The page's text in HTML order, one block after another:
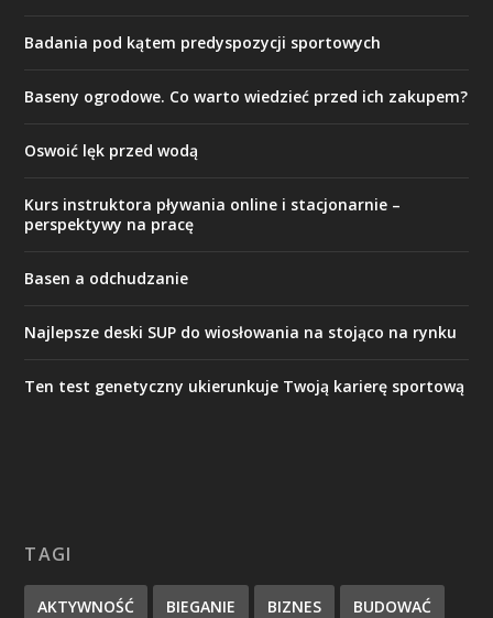
Badania pod kątem predyspozycji sportowych
Baseny ogrodowe. Co warto wiedzieć przed ich zakupem?
Oswoić lęk przed wodą
Kurs instruktora pływania online i stacjonarnie –
perspektywy na pracę
Basen a odchudzanie
Najlepsze deski SUP do wiosłowania na stojąco na rynku
Ten test genetyczny ukierunkuje Twoją karierę sportową
TAGI
AKTYWNOŚĆ BIEGANIE BIZNES BUDOWAĆ